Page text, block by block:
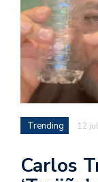
Trending 12
Carlos